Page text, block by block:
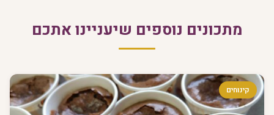
מתכונים נוספים שיעניינו אתכם
קינוחים